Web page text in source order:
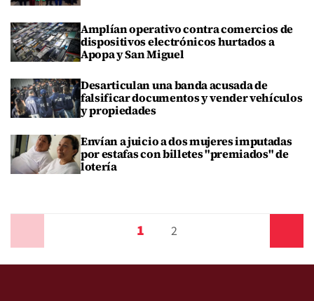
Amplían operativo contra comercios de
dispositivos electrónicos hurtados a
Apopa y San Miguel
Desarticulan una banda acusada de
falsificar documentos y vender vehículos
y propiedades
Envían a juicio a dos mujeres imputadas
por estafas con billetes "premiados" de
lotería
1 2